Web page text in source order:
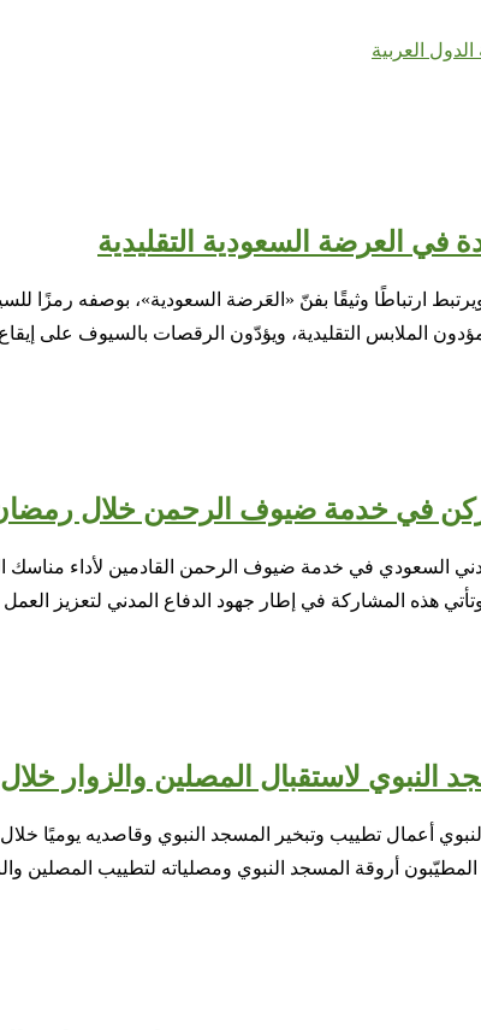
العربية
في العرضة السعودية التقليدية
ويرتبط ارتباطًا وثيقًا بفنّ «العَرضة السعودية»، بوصفه
الملابس التقليدية، ويؤدّون الرقصات بالسيوف على
في خدمة ضيوف الرحمن خلال
هذه المشاركة في إطار جهود الدفاع المدني لتعزيز
النبوي لاستقبال المصلين والزوار
أعمال تطييب وتبخير المسجد النبوي وقاصديه يوميًا
المطيّبون أروقة المسجد النبوي ومصلياته لتطييب المصلين